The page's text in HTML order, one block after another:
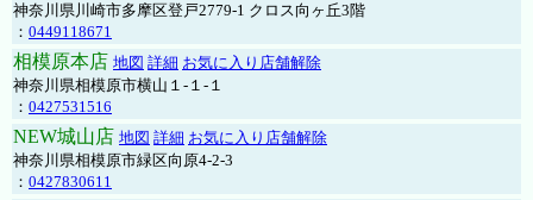
神奈川県川崎市多摩区登戸2779-1 クロス向ヶ丘3階
： 0449118671
相模原本店 地図 詳細 お気に入り店舗解除
神奈川県相模原市横山１-１-１
： 0427531516
NEW城山店 地図 詳細 お気に入り店舗解除
神奈川県相模原市緑区向原4-2-3
： 0427830611